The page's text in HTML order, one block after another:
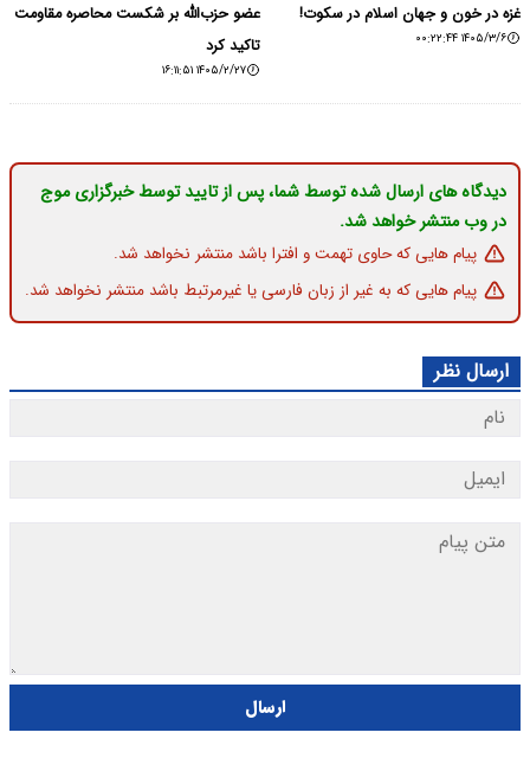
غزه در خون و جهان اسلام در سکوت!
۱۴۰۵/۳/۶ ۰۰:۲۲:۴۴
عضو حزب‌الله بر شکست محاصره مقاومت
تاکید کرد
۱۴۰۵/۲/۲۷ ۱۶:۱۱:۵۱
دیدگاه های ارسال شده توسط شما، پس از تایید توسط خبرگزاری موج
در وب منتشر خواهد شد.
پیام هایی که حاوی تهمت و افترا باشد منتشر نخواهد شد.
پیام هایی که به غیر از زبان فارسی یا غیرمرتبط باشد منتشر نخواهد شد.
ارسال نظر
ارسال